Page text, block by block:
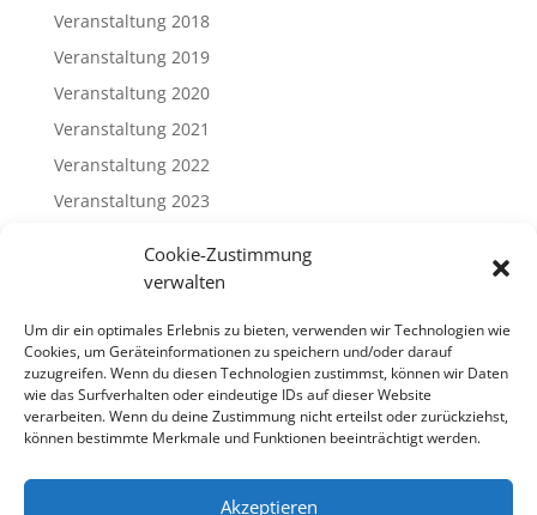
Cookie-Zustimmung
verwalten
Um dir ein optimales Erlebnis zu bieten, verwenden wir Technologien wie
Cookies, um Geräteinformationen zu speichern und/oder darauf
zuzugreifen. Wenn du diesen Technologien zustimmst, können wir Daten
wie das Surfverhalten oder eindeutige IDs auf dieser Website
verarbeiten. Wenn du deine Zustimmung nicht erteilst oder zurückziehst,
können bestimmte Merkmale und Funktionen beeinträchtigt werden.
Akzeptieren
Veranstaltung 2018
Veranstaltung 2019
Veranstaltung 2020
Veranstaltung 2021
Veranstaltung 2022
Veranstaltung 2023
Veranstaltung 2025
Meta
Log in
Entries feed
Comments feed